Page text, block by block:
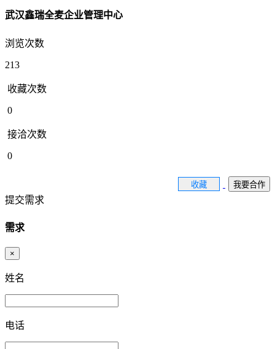
武汉鑫瑞全麦企业管理中心
浏览次数
213
收藏次数
0
接洽次数
0
收藏 我要合作
提交需求
需求
×
姓名
电话